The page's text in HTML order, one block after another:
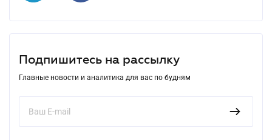
Подпишитесь на рассылку
Главные новости и аналитика для вас по будням